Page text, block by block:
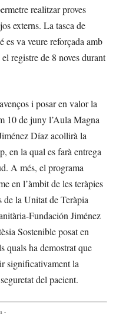
realitzar proves
externs. La tasca de
es va veure reforçada amb
registre de 8 noves durant
i posar en valor la
10 de juny l’Aula Magna
Díaz acollirà la
en la qual es farà entrega
A més, el programa
en l’àmbit de les teràpies
de la Unitat de Teràpia
Fundación Jiménez
Sostenible posat en
quals ha demostrat que
significativament la
del pacient.
-